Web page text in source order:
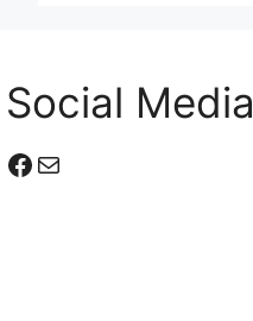
Social Media
Facebook
E-Mail